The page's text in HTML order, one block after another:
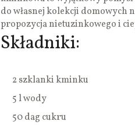
do własnej kolekcji domowych
propozycja nietuzinkowego i
Składniki:
2 szklanki kminku
5 l wody
50 dag cukru